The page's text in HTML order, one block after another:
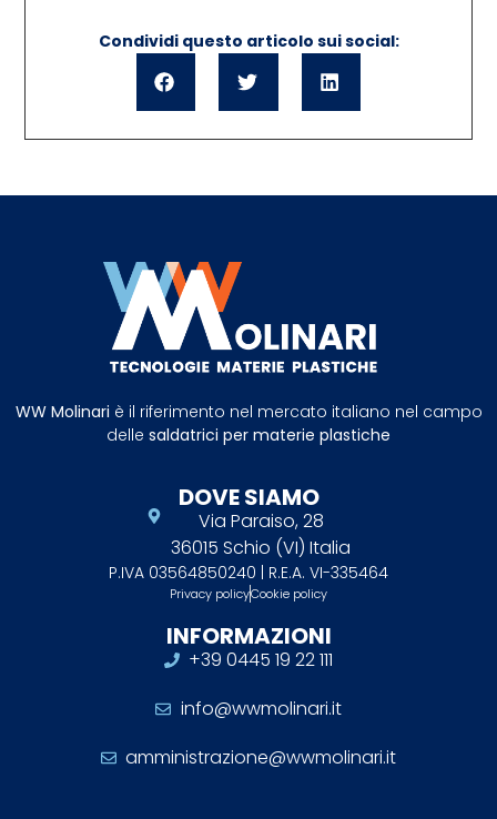
Condividi questo articolo sui social:
WW Molinari è il riferimento nel mercato italiano nel campo
delle saldatrici per materie plastiche
DOVE SIAMO
Via Paraiso, 28
36015 Schio (VI) Italia
P.IVA 03564850240 | R.E.A. VI-335464
Privacy policyCookie policy
INFORMAZIONI
+39 0445 19 22 111
info@wwmolinari.it
amministrazione@wwmolinari.it